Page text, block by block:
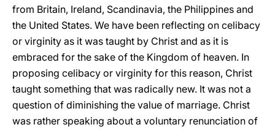
from Britain, Ireland, Scandinavia, the Philippines and
the United States. We have been reflecting on celibacy
or virginity as it was taught by Christ and as it is
embraced for the sake of the Kingdom of heaven. In
proposing celibacy or virginity for this reason, Christ
taught something that was radically new. It was not a
question of diminishing the value of marriage. Christ
was rather speaking about a voluntary renunciation of